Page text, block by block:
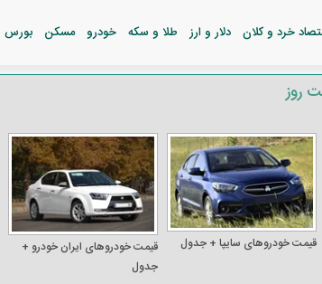
خرد و کلان دلار و ارز طلا و سکه خودرو مسکن بورس
روز
قیمت خودرو‌های سایپا + جدول
قیمت خودرو‌های ایران خودرو +
جدول